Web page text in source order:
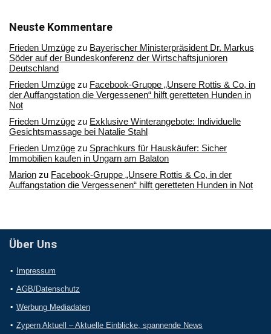
Archiv
Neuste Kommentare
Frieden Umzüge zu Bayerischer Ministerpräsident Dr. Markus
Söder auf der Bundeskonferenz der Wirtschaftsjunioren
Deutschland
Frieden Umzüge zu Facebook-Gruppe „Unsere Rottis & Co, in
der Auffangstation die Vergessenen“ hilft geretteten Hunden in
Not
Frieden Umzüge zu Exklusive Winterangebote: Individuelle
Gesichtsmassage bei Natalie Stahl
Frieden Umzüge zu Sprachkurs für Hauskäufer: Sicher
Immobilien kaufen in Ungarn am Balaton
Marion zu Facebook-Gruppe „Unsere Rottis & Co, in der
Auffangstation die Vergessenen“ hilft geretteten Hunden in Not
Über Uns
Impressum
AGB/Datenschutz
Werbung Mediadaten
Zypern Aktuell – Aktuelle Einblicke, spannende News